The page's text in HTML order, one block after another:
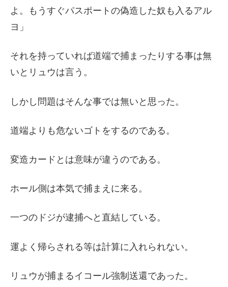
よ。もうすぐパスポートの偽造した奴も入るアル
ヨ」
それを持っていれば道端で捕まったりする事は無
いとリュウは言う。
しかし問題はそんな事では無いと思った。
道端よりも危ないゴトをするのである。
変造カードとは意味が違うのである。
ホール側は本気で捕まえに来る。
一つのドジが逮捕へと直結している。
運よく帰らされる等は計算に入れられない。
リュウが捕まるイコール強制送還であった。